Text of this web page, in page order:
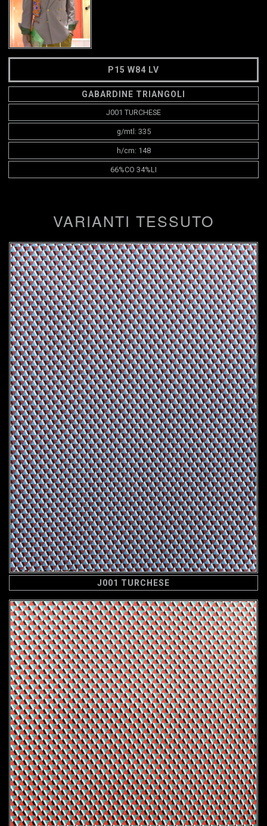
P15 W84 LV
GABARDINE TRIANGOLI
J001 TURCHESE
g/mtl: 335
h/cm: 148
66%CO 34%LI
VARIANTI TESSUTO
J001 TURCHESE